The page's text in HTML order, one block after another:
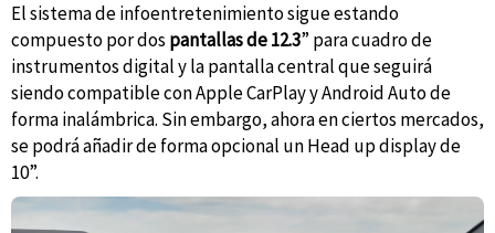
El sistema de infoentretenimiento sigue estando
compuesto por dos pantallas de 12.3” para cuadro de
instrumentos digital y la pantalla central que seguirá
siendo compatible con Apple CarPlay y Android Auto de
forma inalámbrica. Sin embargo, ahora en ciertos mercados,
se podrá añadir de forma opcional un Head up display de
10”.